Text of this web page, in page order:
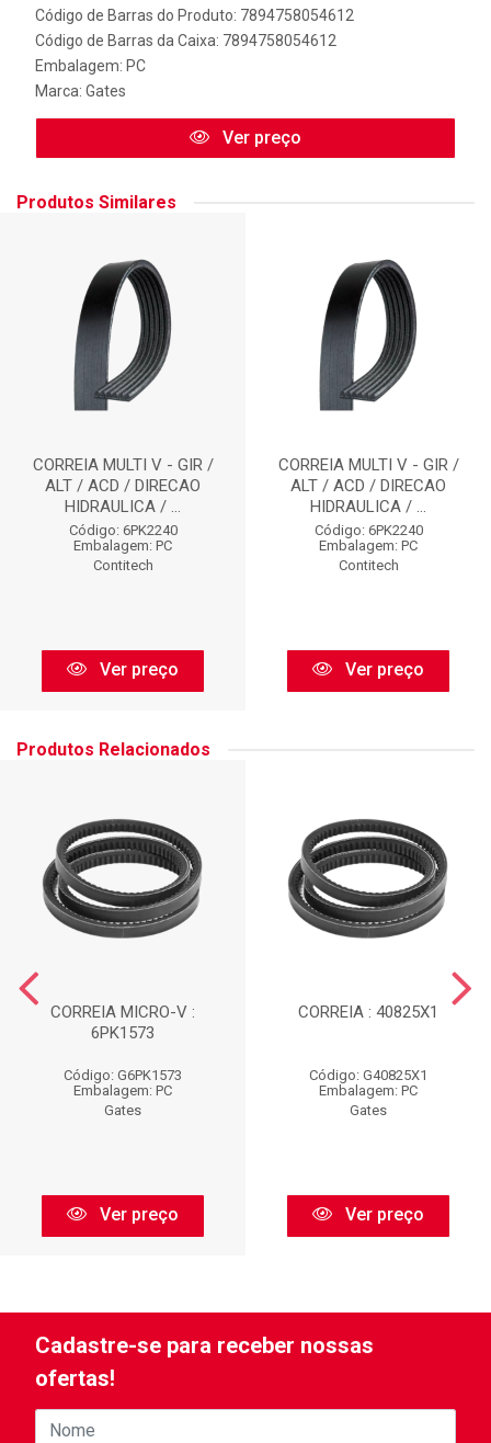
Código de Barras do Produto: 7894758054612
Código de Barras da Caixa: 7894758054612
Embalagem: PC
Marca: Gates
Ver preço
Produtos Similares
CORREIA MULTI V - GIR /
ALT / ACD / DIRECAO
HIDRAULICA / ...
Código: 6PK2240
Embalagem: PC
Contitech
Ver preço
CORREIA MULTI V - GIR /
ALT / ACD / DIRECAO
HIDRAULICA / ...
Código: 6PK2240
Embalagem: PC
Contitech
Ver preço
Produtos Relacionados
CORREIA MICRO-V :
6PK1573
Código: G6PK1573
Embalagem: PC
Gates
Ver preço
CORREIA : 40825X1
Código: G40825X1
Embalagem: PC
Gates
Ver preço
Cadastre-se para receber nossas
ofertas!